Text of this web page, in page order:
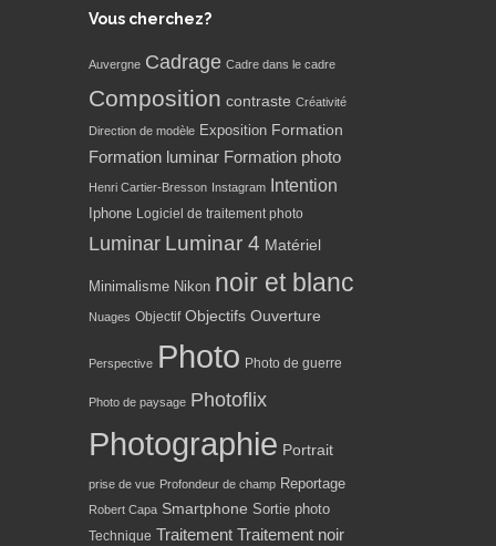
Vous cherchez?
Auvergne Cadrage Cadre dans le cadre
Composition contraste Créativité
Direction de modèle Exposition Formation
Formation luminar Formation photo
Henri Cartier-Bresson Instagram Intention
Iphone Logiciel de traitement photo
Luminar Luminar 4 Matériel
Minimalisme Nikon noir et blanc
Nuages Objectif Objectifs Ouverture
Perspective Photo Photo de guerre
Photo de paysage Photoflix
Photographie Portrait
prise de vue Profondeur de champ Reportage
Robert Capa Smartphone Sortie photo
Technique Traitement Traitement noir